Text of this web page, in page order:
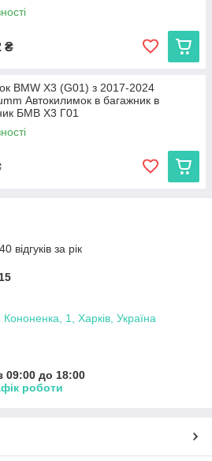
₴
BMW X3 (G01) з 2017-2024
Автокилимок в багажник в
БМВ Х3 Г01
відгуків за рік
1, Харків, Україна
09:00 до 18:00
роботи